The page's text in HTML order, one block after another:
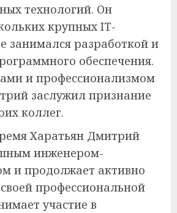
технологий. Он
крупных IT-
занимался разработкой и
обеспечения.
и профессионализмом
заслужил признание
коллег.
Харатьян Дмитрий
инженером-
и продолжает активно
профессиональной
участие в